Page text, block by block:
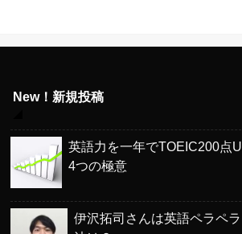
New！新規投稿
英語力を一年でTOEIC200点
4つの極意
伊沢拓司さんは英語ペラペ